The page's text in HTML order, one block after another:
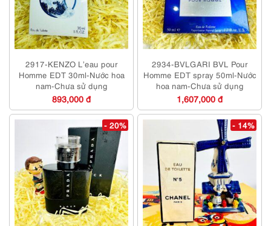
2917-KENZO L’eau pour
Homme EDT 30ml-Nước hoa
nam-Chưa sử dụng
893,000 đ
2934-BVLGARI BVL Pour
Homme EDT spray 50ml-Nước
hoa nam-Chưa sử dụng
1,607,000 đ
- 20% - 14%